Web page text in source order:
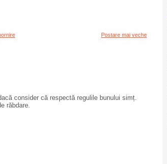
Postare mai veche
consider că respectă regulile bunului simț.
răbdare.